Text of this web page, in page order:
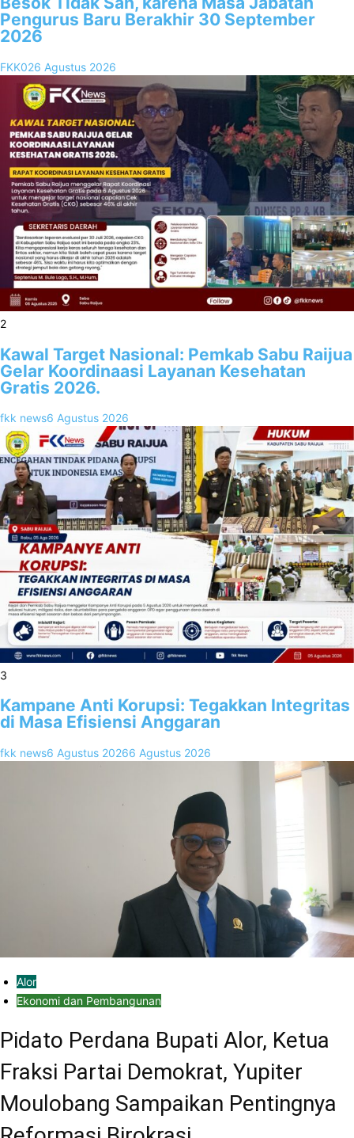
Pengurus Baru Berakhir 30 September
2026
FKK026 Agustus 2026
2
Kawal Target Nasional: Pemkab Sabu Raijua
Gelar Koordinaasi Layanan Kesehatan
Gratis 2026.
fkk news6 Agustus 2026
3
Kampane Anti Korupsi: Tegakkan Integritas
di Masa Efisiensi Anggaran
fkk news6 Agustus 20266 Agustus 2026
Alor
Ekonomi dan Pembangunan
Pidato Perdana Bupati Alor, Ketua
Fraksi Partai Demokrat, Yupiter
Moulobang Sampaikan Pentingnya